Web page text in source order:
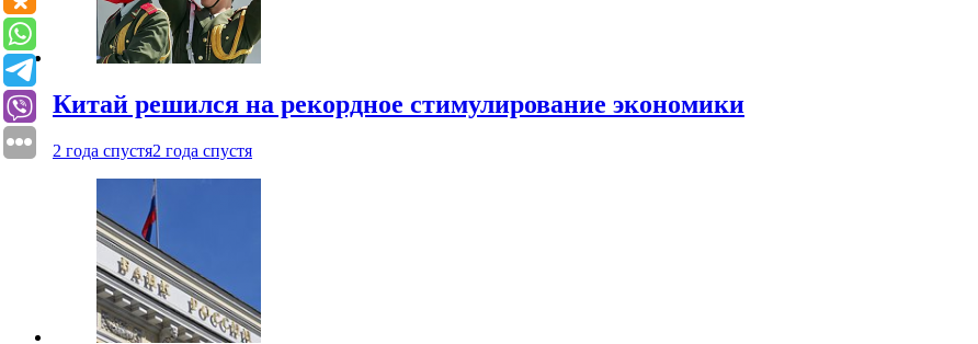
Китай решился на рекордное стимулирование экономики
2 года спустя2 года спустя